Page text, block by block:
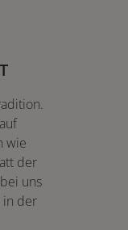
wie
der
uns
in der